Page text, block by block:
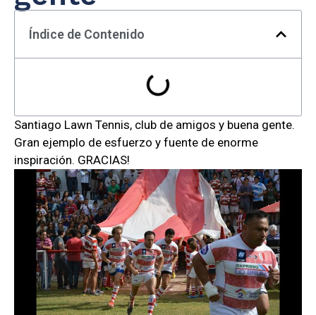
Índice de Contenido
Santiago Lawn Tennis, club de amigos y buena gente.
Gran ejemplo de esfuerzo y fuente de enorme
inspiración. GRACIAS!